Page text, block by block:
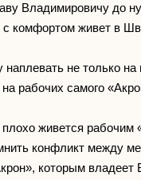
Владимировичу до
с комфортом живет в
наплевать не только на
рабочих самого
живется рабочим
конфликт между
которым владеет